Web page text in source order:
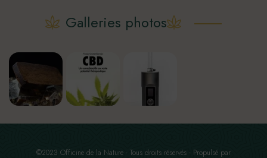
Galleries photos
©2023 Officine de la Nature - Tous droits réservés - Propulsé par